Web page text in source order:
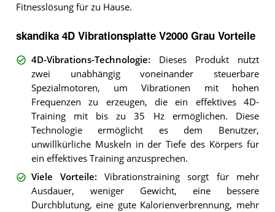
Fitnesslösung für zu Hause.
skandika 4D Vibrationsplatte V2000 Grau Vorteile
4D-Vibrations-Technologie: Dieses Produkt nutzt
zwei unabhängig voneinander steuerbare
Spezialmotoren, um Vibrationen mit hohen
Frequenzen zu erzeugen, die ein effektives 4D-
Training mit bis zu 35 Hz ermöglichen. Diese
Technologie ermöglicht es dem Benutzer,
unwillkürliche Muskeln in der Tiefe des Körpers für
ein effektives Training anzusprechen.
Viele Vorteile:Vibrationstraining sorgt für mehr
Ausdauer, weniger Gewicht, eine bessere
Durchblutung, eine gute Kalorienverbrennung, mehr